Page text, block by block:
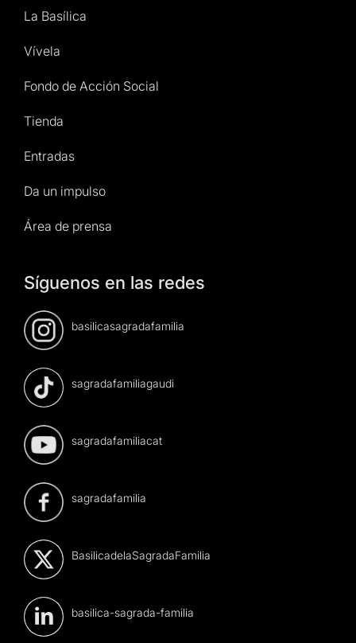
La Basílica
Vívela
Fondo de Acción Social
Tienda
Entradas
Da un impulso
Área de prensa
Síguenos en las redes
basilicasagradafamilia
sagradafamiliagaudi
sagradafamiliacat
sagradafamilia
BasilicadelaSagradaFamilia
basilica-sagrada-familia